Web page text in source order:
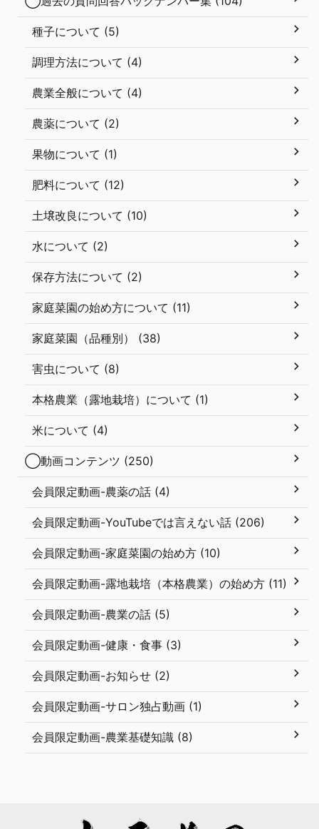
種子について (5)
調理方法について (4)
農業全般について (4)
農薬について (2)
果物について (1)
肥料について (12)
土壌改良について (10)
水について (2)
保存方法について (2)
家庭菜園の始め方について (11)
家庭菜園（品種別） (38)
害虫について (8)
本格農業（露地栽培）について (1)
米について (4)
◯動画コンテンツ (250)
会員限定動画-農薬の話 (4)
会員限定動画-YouTubeでは言えない話 (206)
会員限定動画-家庭菜園の始め方 (10)
会員限定動画-露地栽培（本格農業）の始め方 (11)
会員限定動画-農業の話 (5)
会員限定動画-健康・食事 (3)
会員限定動画-お知らせ (2)
会員限定動画-サロン独占動画 (1)
会員限定動画-農業基礎知識 (8)